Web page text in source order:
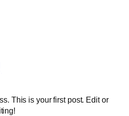
This is your first post. Edit or